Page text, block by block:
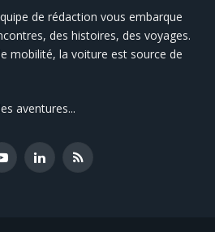
de rédaction vous embarque
des histoires, des voyages.
mobilité, la voiture est source de
aventures...
YouTubeLinkedInRSS